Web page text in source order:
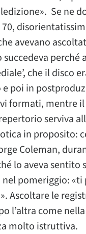
Se ne
avevano
perché
che il disco
poi in
formati, mentre
serviva
in proposito:
Coleman,
lo aveva sentito
pomeriggio:
Ascoltare le
l’altra come nella
molto istruttiva.